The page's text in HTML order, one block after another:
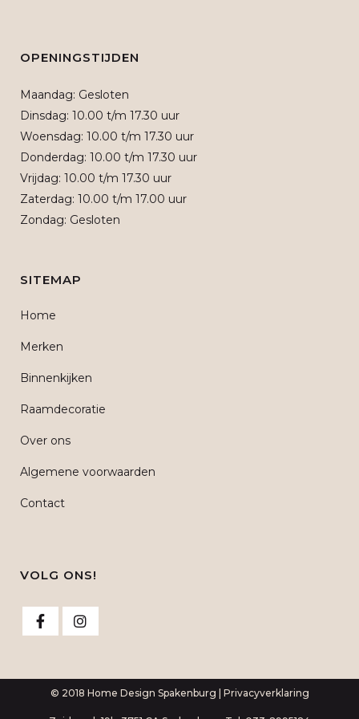
OPENINGSTIJDEN
Maandag: Gesloten
Dinsdag: 10.00 t/m 17.30 uur
Woensdag: 10.00 t/m 17.30 uur
Donderdag: 10.00 t/m 17.30 uur
Vrijdag: 10.00 t/m 17.30 uur
Zaterdag: 10.00 t/m 17.00 uur
Zondag: Gesloten
SITEMAP
Home
Merken
Binnenkijken
Raamdecoratie
Over ons
Algemene voorwaarden
Contact
VOLG ONS!
© 2018 Home Design Spakenburg | Privacyverklaring